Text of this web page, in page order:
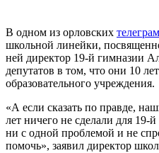
В одном из орловских
школьной линейки,
ней директор 19-й гимназии
депутатов в том, что они 10
образовательного учреждения.
«А если сказать по правде,
лет ничего не сделали для 19-
ни с одной проблемой и не
помочь», заявил директор